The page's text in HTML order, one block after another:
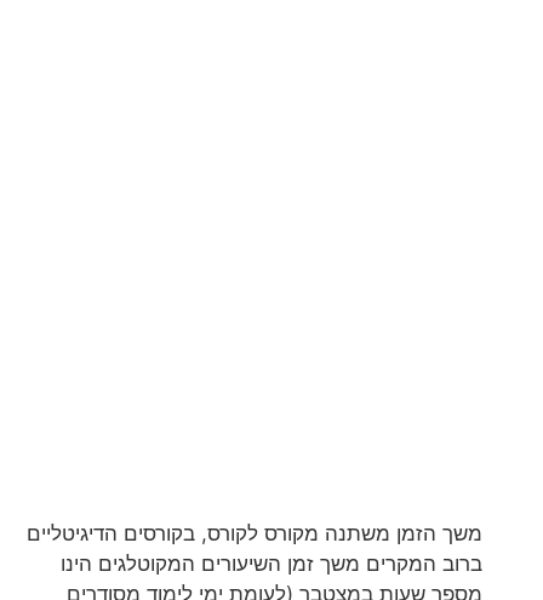
משך הזמן משתנה מקורס לקורס, בקורסים הדיגיטליים
ברוב המקרים משך זמן השיעורים המקוטלגים הינו
מספר שעות במצטבר (לעומת ימי לימוד מסודרים